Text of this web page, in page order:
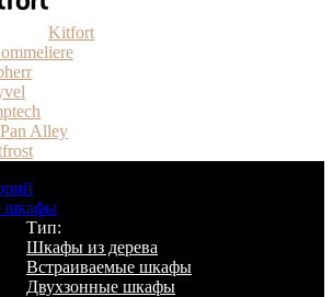
Kitfort
Alley
шкафы
Тип:
Шкафы из дерева
Встраиваемые шкафы
Двухзонные шкафы